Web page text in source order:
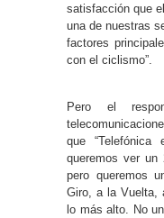
satisfacción que
una de nuestras
factores
con el ciclismo”.
Pero el
que
queremos ver un
pero queremos
Giro, a la Vuelta,
lo más alto. No